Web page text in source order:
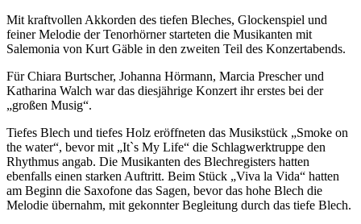
Mit kraftvollen Akkorden des tiefen Bleches, Glockenspiel und
feiner Melodie der Tenorhörner starteten die Musikanten mit
Salemonia von Kurt Gäble in den zweiten Teil des Konzertabends.
Für Chiara Burtscher, Johanna Hörmann, Marcia Prescher und
Katharina Walch war das diesjährige Konzert ihr erstes bei der
„großen Musig“.
Tiefes Blech und tiefes Holz eröffneten das Musikstück „Smoke on
the water“, bevor mit „It`s My Life“ die Schlagwerktruppe den
Rhythmus angab. Die Musikanten des Blechregisters hatten
ebenfalls einen starken Auftritt. Beim Stück „Viva la Vida“ hatten
am Beginn die Saxofone das Sagen, bevor das hohe Blech die
Melodie übernahm, mit gekonnter Begleitung durch das tiefe Blech.